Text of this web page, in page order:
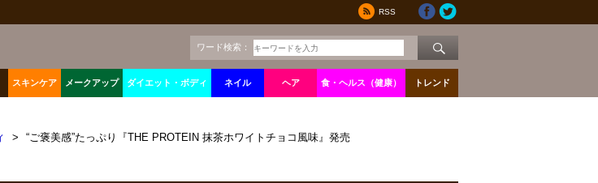
RSS
ワード検索：
スキンケア メークアップ ダイエット・ボディ ネイル ヘア 食・ヘルス（健康） トレンド
> “ご褒美感”たっぷり『THE PROTEIN 抹茶ホワイトチョコ風味』発売